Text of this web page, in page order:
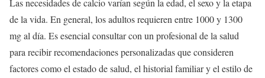
Las necesidades de calcio varían según la edad, el sexo y la etapa
de la vida. En general, los adultos requieren entre 1000 y 1300
mg al día. Es esencial consultar con un profesional de la salud
para recibir recomendaciones personalizadas que consideren
factores como el estado de salud, el historial familiar y el estilo de